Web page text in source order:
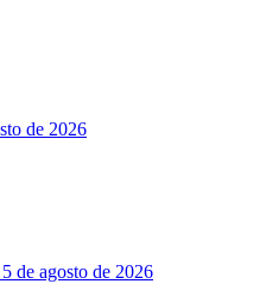
de 2026
de agosto de 2026